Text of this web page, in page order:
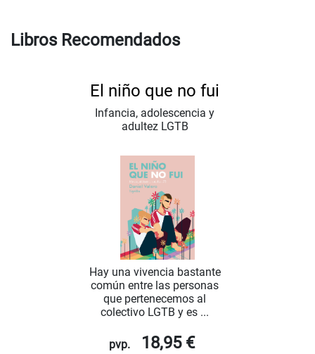
Libros Recomendados
El niño que no fui
Infancia, adolescencia y
adultez LGTB
Hay una vivencia bastante
común entre las personas
que pertenecemos al
colectivo LGTB y es ...
pvp. 18,95 €